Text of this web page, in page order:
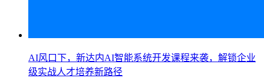
AI风口下，新达内AI智能系统开发课程来袭，解锁企业
级实战人才培养新路径